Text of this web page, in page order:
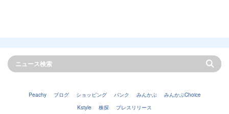
Peachy ブログ ショッピング バンク みんかぶ
みんかぶChoice
Kstyle
株探 プレスリリース